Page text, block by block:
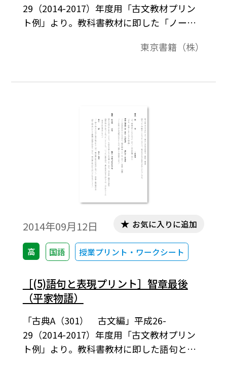
29（2014-2017）年度用「古文教材プリン
ト例」より。教科書教材に即した「ノー
東京書籍（株）
2014年09月12日
高 国語 授業プリント・ワークシート
お気に入りに追加
［(5)語句と表現プリント］智章最後
（平家物語）
「古典A（301） 古文編」平成26-
29（2014-2017）年度用「古文教材プリン
ト例」より。教科書教材に即した語句と表